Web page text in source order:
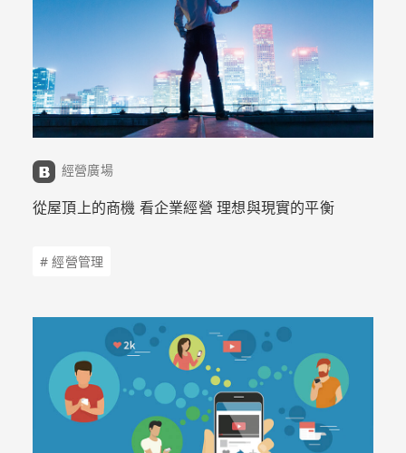
經營廣場
從屋頂上的商機 看企業經營 理想與現實的平衡
# 經營管理